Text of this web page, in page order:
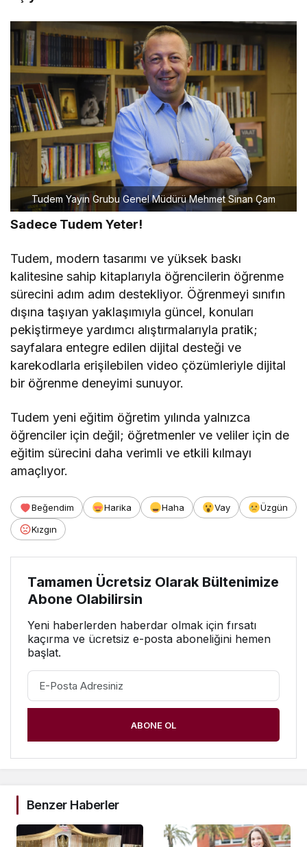
Tudem Yayın Grubu Genel Müdürü Mehmet Sinan Çam
Sadece Tudem Yeter!
Tudem, modern tasarımı ve yüksek baskı
kalitesine sahip kitaplarıyla öğrencilerin öğrenme
sürecini adım adım destekliyor. Öğrenmeyi sınıfın
dışına taşıyan yaklaşımıyla güncel, konuları
pekiştirmeye yardımcı alıştırmalarıyla pratik;
sayfalara entegre edilen dijital desteği ve
karekodlarla erişilebilen video çözümleriyle dijital
bir öğrenme deneyimi sunuyor.
Tudem yeni eğitim öğretim yılında yalnızca
öğrenciler için değil; öğretmenler ve veliler için de
eğitim sürecini daha verimli ve etkili kılmayı
amaçlıyor.
Beğendim Harika Haha Vay
Üzgün
Kızgın
Tamamen Ücretsiz Olarak Bültenimize
Abone Olabilirsin
Yeni haberlerden haberdar olmak için fırsatı
kaçırma ve ücretsiz e-posta aboneliğini hemen
başlat.
ABONE OL
Benzer Haberler